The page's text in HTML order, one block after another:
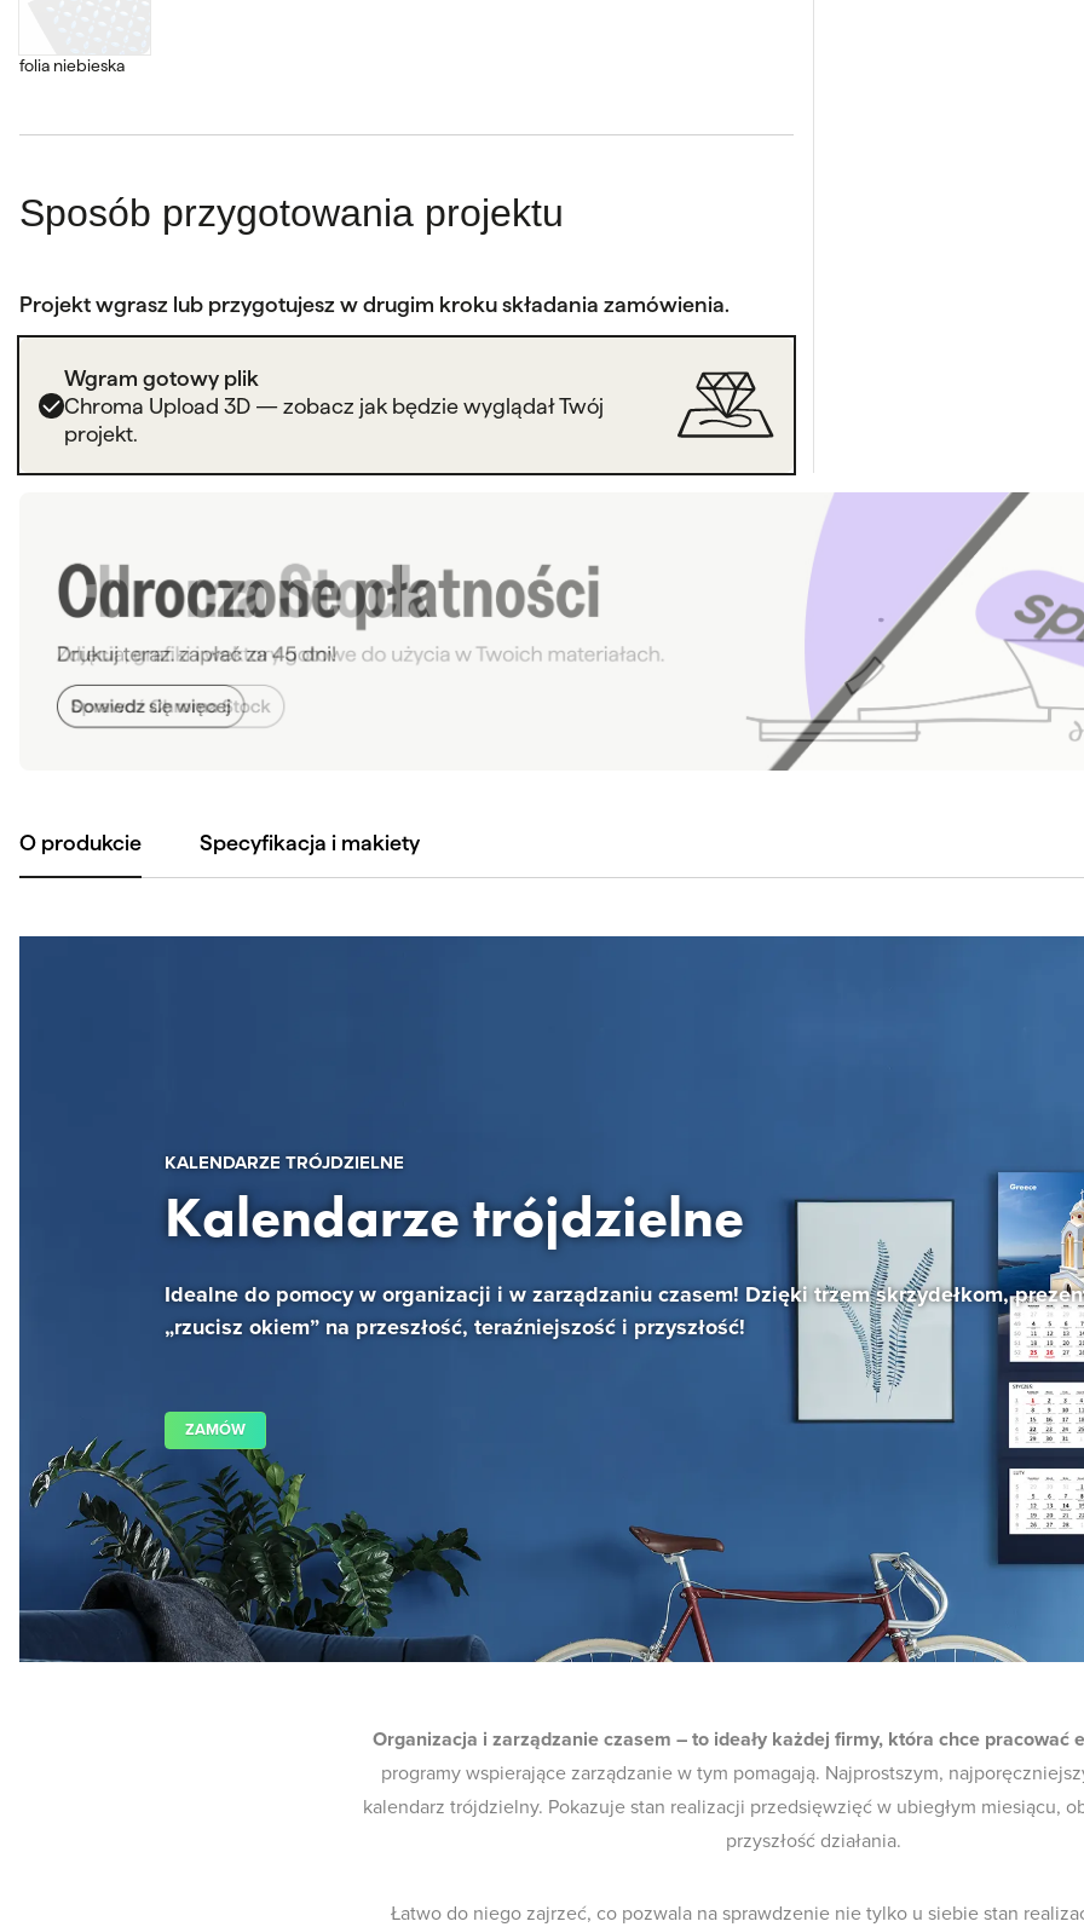
folia niebieska
Sposób przygotowania projektu
Projekt wgrasz lub przygotujesz w drugim kroku składania zamówienia.
Wgram gotowy plik
Chroma Upload 3D — zobacz jak będzie wyglądał Twój
projekt.
O produkcie Specyfikacja i makiety
KALENDARZE TRÓJDZIELNE
Kalendarze trójdzielne
Idealne do pomocy w organizacji i w zarządzaniu czasem! Dzięki trzem skrzydełkom,
„rzucisz okiem” na przeszłość, teraźniejszość i przyszłość!
ZAMÓW
Organizacja i zarządzanie czasem – to ideały każdej firmy, która chce pracować
programy wspierające zarządzanie w tym pomagają. Najprostszym,
kalendarz trójdzielny. Pokazuje stan realizacji przedsięwzięć w ubiegłym miesiącu,
przyszłość działania.
Łatwo do niego zajrzeć, co pozwala na sprawdzenie nie tylko u siebie stan